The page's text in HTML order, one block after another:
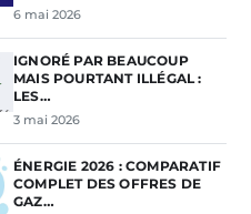
6 mai 2026
IGNORÉ PAR BEAUCOUP
MAIS POURTANT ILLÉGAL :
LES…
3 mai 2026
ÉNERGIE 2026 : COMPARATIF
COMPLET DES OFFRES DE
GAZ…